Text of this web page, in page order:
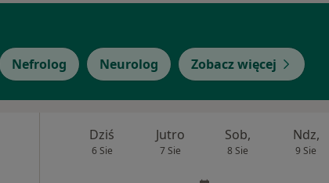
Nefrolog Neurolog Zobacz więcej
Dziś
6 Sie
Jutro
7 Sie
Sob,
8 Sie
Ndz,
9 Sie